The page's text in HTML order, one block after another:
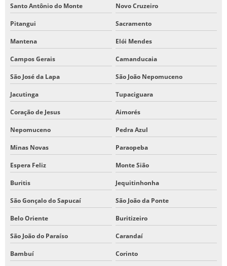
Santo Antônio do Monte Novo Cruzeiro
Pitangui Sacramento
Mantena Elói Mendes
Campos Gerais Camanducaia
São José da Lapa São João Nepomuceno
Jacutinga Tupaciguara
Coração de Jesus Aimorés
Nepomuceno Pedra Azul
Minas Novas Paraopeba
Espera Feliz Monte Sião
Buritis Jequitinhonha
São Gonçalo do Sapucaí São João da Ponte
Belo Oriente Buritizeiro
São João do Paraíso Carandaí
Bambuí Corinto